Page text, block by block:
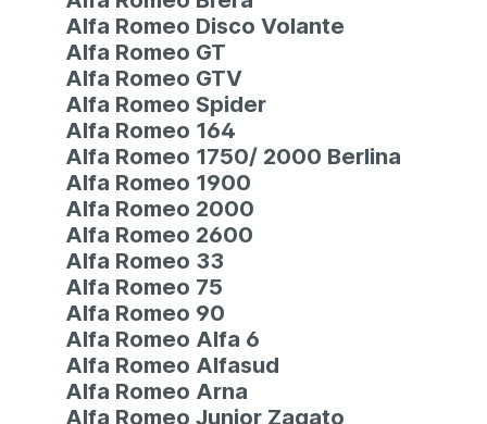
Alfa Romeo Disco Volante
Alfa Romeo GT
Alfa Romeo GTV
Alfa Romeo Spider
Alfa Romeo 164
Alfa Romeo 1750/ 2000 Berlina
Alfa Romeo 1900
Alfa Romeo 2000
Alfa Romeo 2600
Alfa Romeo 33
Alfa Romeo 75
Alfa Romeo 90
Alfa Romeo Alfa 6
Alfa Romeo Alfasud
Alfa Romeo Arna
Alfa Romeo Junior Zagato